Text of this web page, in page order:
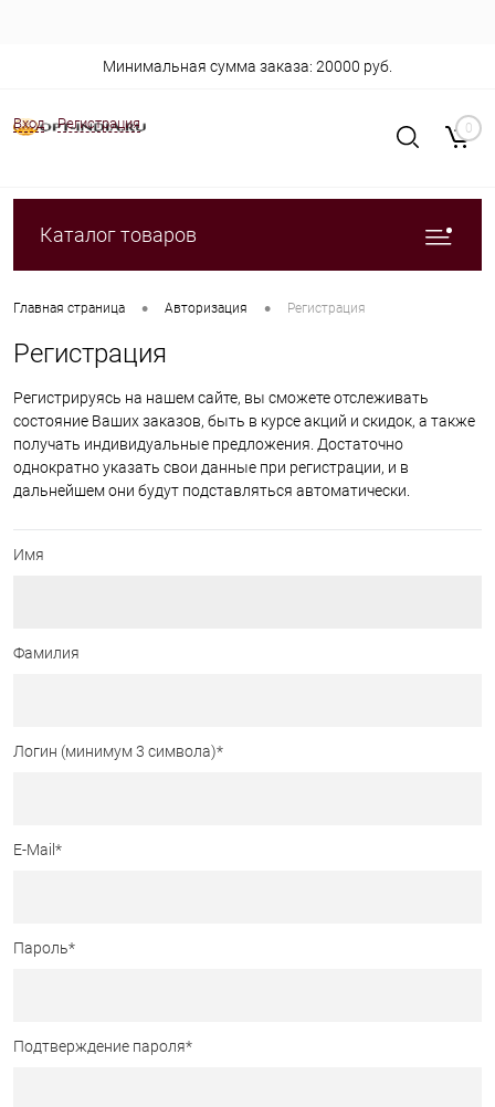
Вход Регистрация
Минимальная сумма заказа: 20000 руб.
0
Каталог товаров
Главная страница • Авторизация • Регистрация
Регистрация
Регистрируясь на нашем сайте, вы сможете отслеживать
состояние Ваших заказов, быть в курсе акций и скидок, а также
получать индивидуальные предложения. Достаточно
однократно указать свои данные при регистрации, и в
дальнейшем они будут подставляться автоматически.
Имя
Фамилия
Логин (минимум 3 символа)*
E-Mail *
Пароль*
Подтверждение пароля*